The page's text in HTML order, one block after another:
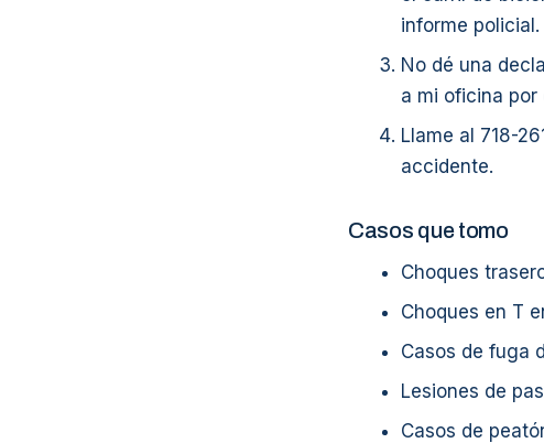
informe
No dé una
a mi oficina por
Llame al 718-
accidente.
Casos que tomo
Choques
Choques en T
Casos de fuga
Lesiones de
Casos de